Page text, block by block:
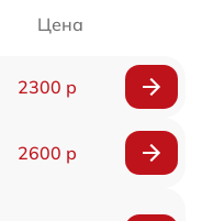
Цена
2300 р
2600 р